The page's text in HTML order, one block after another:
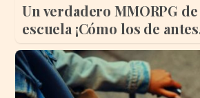
Un verdadero MMORPG
escuela ¡Cómo los de